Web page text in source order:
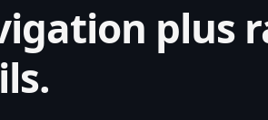
plus